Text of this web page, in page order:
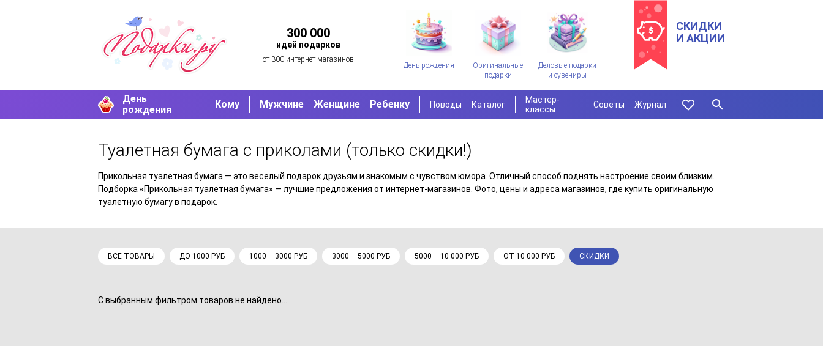
300 000
идей подарков
от 300 интернет-магазинов
День рождения
Оригинальные
подарки
Деловые подарки
и сувениры
СКИДКИ
И АКЦИИ
День
рождения
Кому Мужчине Женщине Ребенку Поводы Каталог
Мастер-
классы
Советы Журнал
Туалетная бумага с приколами (только скидки!)
Прикольная туалетная бумага — это веселый подарок друзьям и знакомым с чувством юмора. Отличный способ поднять настроение своим близким.
Подборка «Прикольная туалетная бумага» — лучшие предложения от интернет-магазинов. Фото, цены и адреса магазинов, где купить оригинальную
туалетную бумагу в подарок.
ВСЕ ТОВАРЫ ДО 1000 РУБ 1000 – 3000 РУБ 3000 – 5000 РУБ 5000 – 10 000 РУБ ОТ 10 000 РУБ СКИДКИ
С выбранным фильтром товаров не найдено...